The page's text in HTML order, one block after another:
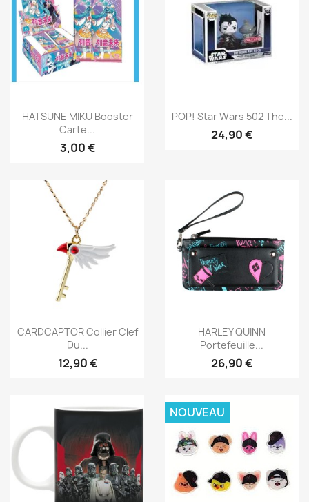
Aperçu rapide
HATSUNE MIKU Booster
Carte...
3,00 €
Aperçu rapide
POP! Star Wars 502 The...
24,90 €
Aperçu rapide
CARDCAPTOR Collier Clef
Du...
12,90 €
Aperçu rapide
HARLEY QUINN
Portefeuille...
26,90 €
NOUVEAU